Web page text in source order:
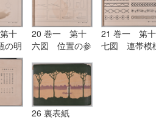
十
の明
画
）
20 巻一 第十
六図 位置の参
21 巻一 第十
七図 連帯模
26 裏表紙